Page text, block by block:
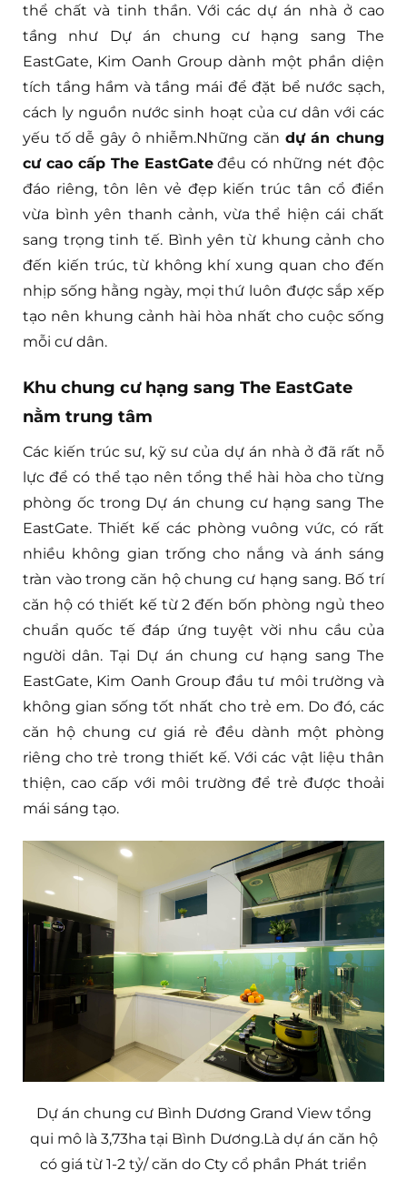
thể chất và tinh thần. Với các dự án nhà ở cao
tầng như Dự án chung cư hạng sang The
EastGate, Kim Oanh Group dành một phần diện
tích tầng hầm và tầng mái để đặt bể nước sạch,
cách ly nguồn nước sinh hoạt của cư dân với các
yếu tố dễ gây ô nhiễm.Những căn dự án chung
cư cao cấp The EastGateđều có những nét độc
đáo riêng, tôn lên vẻ đẹp kiến trúc tân cổ điển
vừa bình yên thanh cảnh, vừa thể hiện cái chất
sang trọng tinh tế. Bình yên từ khung cảnh cho
đến kiến trúc, từ không khí xung quan cho đến
nhịp sống hằng ngày, mọi thứ luôn được sắp xếp
tạo nên khung cảnh hài hòa nhất cho cuộc sống
mỗi cư dân.
Khu chung cư hạng sang The EastGate
nằm trung tâm
Các kiến trúc sư, kỹ sư của dự án nhà ở đã rất nỗ
lực để có thể tạo nên tổng thể hài hòa cho từng
phòng ốc trong Dự án chung cư hạng sang The
EastGate. Thiết kế các phòng vuông vức, có rất
nhiều không gian trống cho nắng và ánh sáng
tràn vào trong căn hộ chung cư hạng sang. Bố trí
căn hộ có thiết kế từ 2 đến bốn phòng ngủ theo
chuẩn quốc tế đáp ứng tuyệt vời nhu cầu của
người dân. Tại Dự án chung cư hạng sang The
EastGate, Kim Oanh Group đầu tư môi trường và
không gian sống tốt nhất cho trẻ em. Do đó, các
căn hộ chung cư giá rẻ đều dành một phòng
riêng cho trẻ trong thiết kế. Với các vật liệu thân
thiện, cao cấp với môi trường để trẻ được thoải
mái sáng tạo.
Dự án chung cư Bình Dương Grand View tổng
qui mô là 3,73ha tại Bình Dương.Là dự án căn hộ
có giá từ 1-2 tỷ/ căn do Cty cổ phần Phát triển